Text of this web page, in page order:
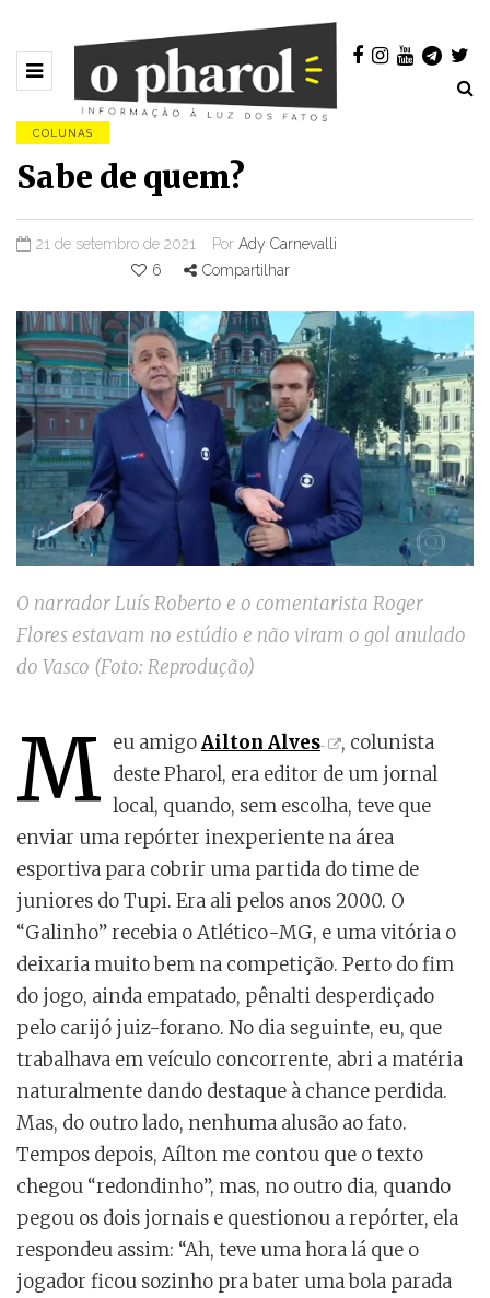
COLUNAS
Sabe de quem?
21 de setembro de 2021 Por Ady Carnevalli
6
Compartilhar
O narrador Luís Roberto e o comentarista Roger
Flores estavam no estúdio e não viram o gol anulado
do Vasco (Foto: Reprodução)
M eu amigoAilton Alves
, colunista
deste Pharol, era editor de um jornal
local, quando, sem escolha, teve que
enviar uma repórter inexperiente na área
esportiva para cobrir uma partida do time de
juniores do Tupi. Era ali pelos anos 2000. O
“Galinho” recebia o Atlético-MG, e uma vitória o
deixaria muito bem na competição. Perto do fim
do jogo, ainda empatado, pênalti desperdiçado
pelo carijó juiz-forano. No dia seguinte, eu, que
trabalhava em veículo concorrente, abri a matéria
naturalmente dando destaque à chance perdida.
Mas, do outro lado, nenhuma alusão ao fato.
Tempos depois, Aílton me contou que o texto
chegou “redondinho”, mas, no outro dia, quando
pegou os dois jornais e questionou a repórter, ela
respondeu assim: “Ah, teve uma hora lá que o
jogador ficou sozinho pra bater uma bola parada